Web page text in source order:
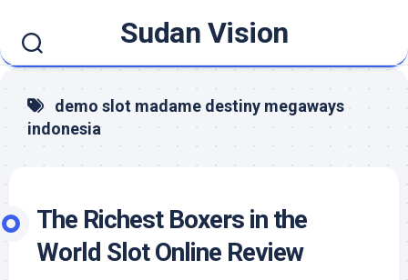
content
Sudan Vision
demo slot madame destiny megaways
indonesia
The Richest Boxers in the
World Slot Online Review